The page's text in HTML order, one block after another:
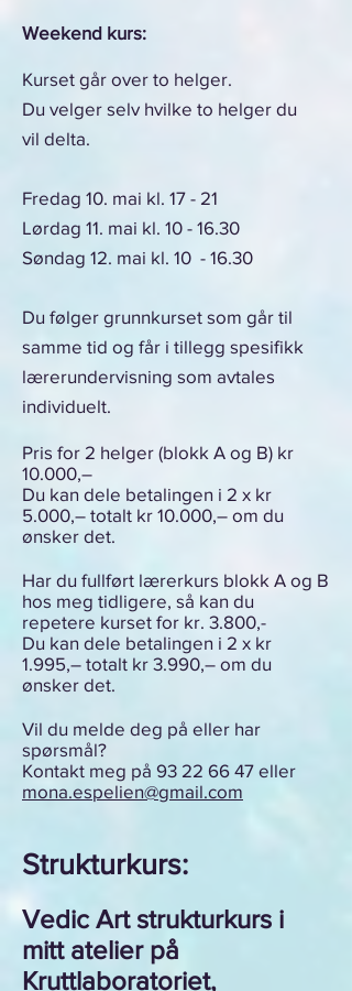
Weekend kurs:
Kurset går over to helger.
Du velger selv hvilke to helger du
vil delta.
Fredag 10. mai kl. 17 - 21
Lørdag 11. mai kl. 10 - 16.30
Søndag 12. mai kl. 10 - 16.30
Du følger grunnkurset som går til
samme tid og får i tillegg spesifikk
lærerundervisning som avtales
individuelt.
Pris for 2 helger (blokk A og B) kr
10.000,–
Du kan dele betalingen i 2 x kr
5.000,– totalt kr 10.000,– om du
ønsker det.
Har du fullført lærerkurs blokk A og B
hos meg tidligere, så kan du
repetere kurset for kr. 3.800,-
Du kan dele betalingen i 2 x kr
1.995,– totalt kr 3.990,– om du
ønsker det.
Vil du melde deg på eller har
spørsmål?
Kontakt meg på 93 22 66 47 eller
mona.espelien@gmail.com
Strukturkurs:
Vedic Art strukturkurs i
mitt atelier på
Kruttlaboratoriet,